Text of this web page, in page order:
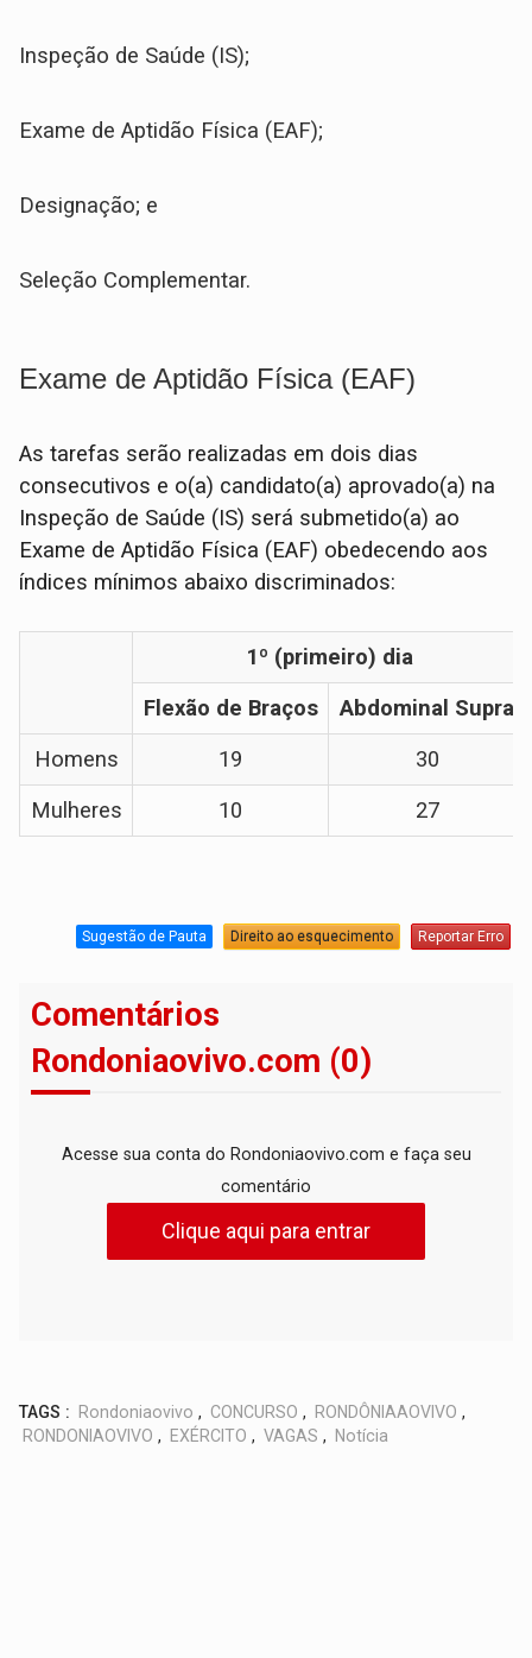
Inspeção de Saúde (IS);
Exame de Aptidão Física (EAF);
Designação; e
Seleção Complementar.
Exame de Aptidão Física (EAF)
As tarefas serão realizadas em dois dias
consecutivos e o(a) candidato(a) aprovado(a) na
Inspeção de Saúde (IS) será submetido(a) ao
Exame de Aptidão Física (EAF) obedecendo aos
índices mínimos abaixo discriminados:
1º (primeiro) dia
Flexão de Braços
Abdominal Supra
Homens
19
30
Mulheres
10 27
Sugestão de Pauta Direito ao esquecimento Reportar Erro
Comentários
Rondoniaovivo.com (0)
Acesse sua conta do Rondoniaovivo.com e faça seu
comentário
Clique aqui para entrar
TAGS : Rondoniaovivo , CONCURSO , RONDÔNIAAOVIVO ,
RONDONIAOVIVO , EXÉRCITO , VAGAS , Notícia